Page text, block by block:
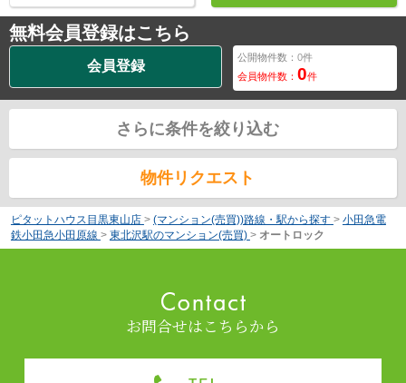
無料会員登録はこちら
会員登録
公開物件数： 0件
会員物件数： 0件
さらに条件を絞り込む
物件リクエスト
ピタットハウス目黒東山店 > (マンション(売買))路線・駅から探す > 小田急電
鉄小田急小田原線 > 東北沢駅のマンション(売買) > オートロック
お問合せはこちらから